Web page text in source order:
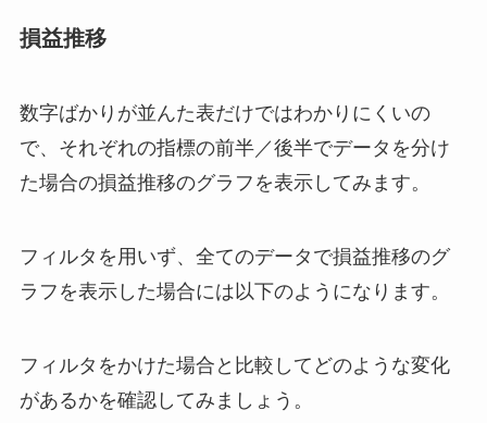
損益推移
数字ばかりが並んた表だけではわかりにくいの
で、それぞれの指標の前半／後半でデータを分け
た場合の損益推移のグラフを表示してみます。
フィルタを用いず、全てのデータで損益推移のグ
ラフを表示した場合には以下のようになります。
フィルタをかけた場合と比較してどのような変化
があるかを確認してみましょう。